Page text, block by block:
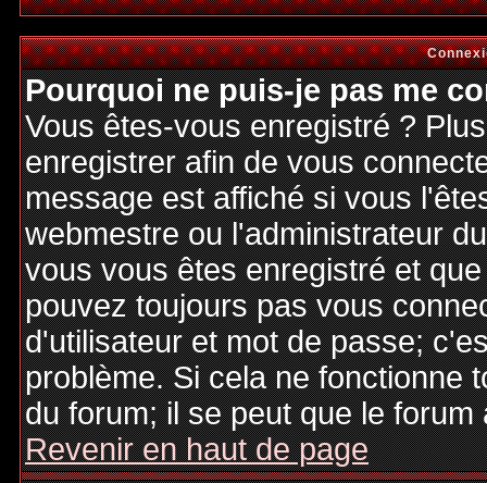
Pourquoi ne puis-je pas me
Vous êtes-vous enregistré ?
enregistrer afin de vous
message est affiché si vous
webmestre ou l'administrateur
vous vous êtes enregistré et
pouvez toujours pas vous
d'utilisateur et mot de passe;
problème. Si cela ne fonctionne
du forum; il se peut que le
Revenir en haut de page